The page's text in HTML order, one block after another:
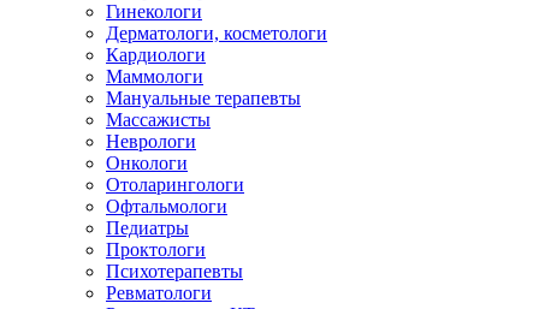
Гинекологи
Дерматологи, косметологи
Кардиологи
Маммологи
Мануальные терапевты
Массажисты
Неврологи
Онкологи
Отоларингологи
Офтальмологи
Педиатры
Проктологи
Психотерапевты
Ревматологи